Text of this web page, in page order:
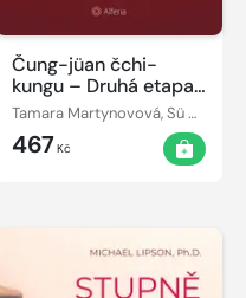
Čung-jüan čchi-
kungu – Druhá etapa
vzestupu: Ticho
Tamara Martynovová, Sü Ming-tchang
467Kč